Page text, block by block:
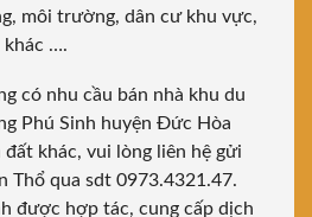
môi trường, dân cư khu vực,
khác ….
có nhu cầu bán nhà khu du
Phú Sinh huyện Đức Hòa
khác, vui lòng liên hệ gửi
Thổ qua sdt 0973.4321.47.
được hợp tác, cung cấp dịch